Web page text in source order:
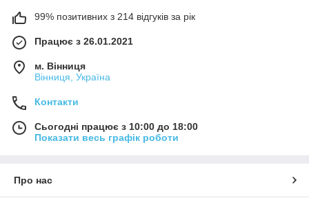
99% позитивних з 214 відгуків за рік
Працює з 26.01.2021
м. Вінниця
Вінниця, Україна
Контакти
Сьогодні працює з 10:00 до 18:00
Показати весь графік роботи
Про нас